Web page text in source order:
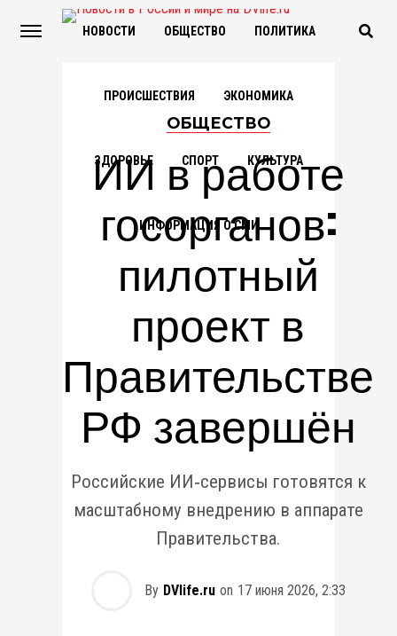
НОВОСТИ ОБЩЕСТВО ПОЛИТИКА
ПРОИСШЕСТВИЯ ЭКОНОМИКА
ЗДОРОВЬЕ СПОРТ КУЛЬТУРА
ИНФОРМАЦИЯ О СМИ
ОБЩЕСТВО
ИИ в работе
госорганов:
пилотный
проект в
Правительстве
РФ завершён
Российские ИИ‑сервисы готовятся к
масштабному внедрению в аппарате
Правительства.
By DVlife.ru on 17 июня 2026, 2:33